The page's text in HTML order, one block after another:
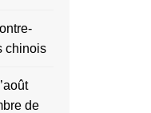
chinois
de